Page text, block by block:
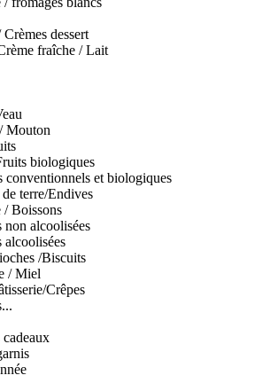
dessert
fraîche / Lait
Mouton
biologiques
conventionnels et biologiques
terre/Endives
/ Boissons
non alcoolisées
alcoolisées
/Biscuits
/ Miel
Crêpes
cadeaux